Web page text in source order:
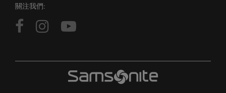
關注我們: